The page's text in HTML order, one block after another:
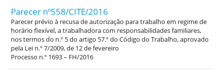
Parecer nº558/CITE/2016
Parecer prévio à recusa de autorização para trabalho em regime de
horário flexível, a trabalhadora com responsabilidades familiares,
nos termos do n.º 5 do artigo 57.º do Código do Trabalho, aprovado
pela Lei n.º 7/2009, de 12 de fevereiro
Processo n.º 1693 – FH/2016